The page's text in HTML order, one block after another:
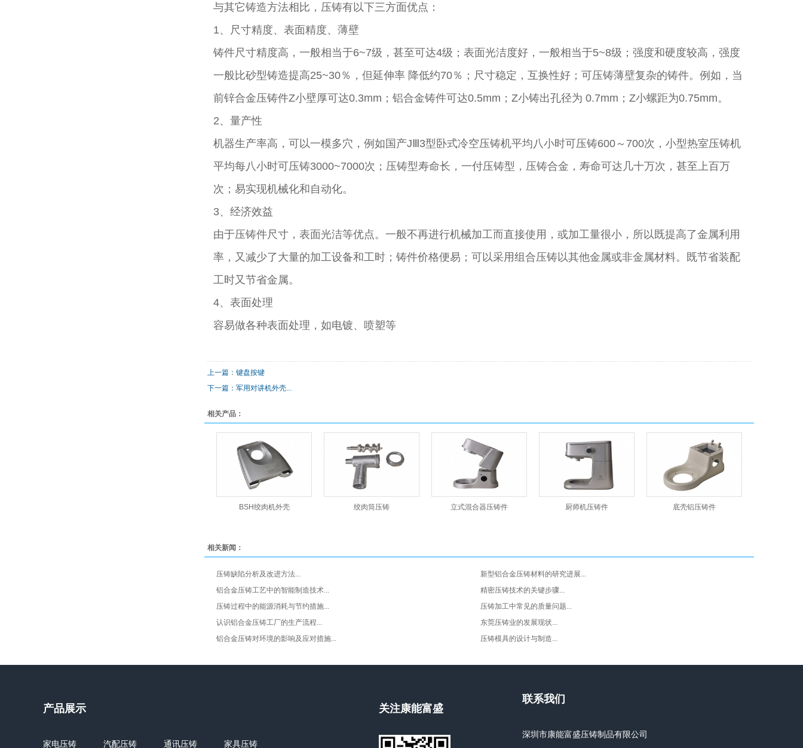
与其它铸造方法相比，压铸有以下三方面优点：
1、尺寸精度、表面精度、薄壁
铸件尺寸精度高，一般相当于6~7级，甚至可达4级；表面光洁度好，一般相当于5~8级；强度和硬度较高，强度
一般比砂型铸造提高25~30％，但延伸率 降低约70％；尺寸稳定，互换性好；可压铸薄壁复杂的铸件。例如，当
前锌合金压铸件Z小壁厚可达0.3mm；铝合金铸件可达0.5mm；Z小铸出孔径为 0.7mm；Z小螺距为0.75mm。
2、量产性
机器生产率高，可以一模多穴，例如国产JⅢ3型卧式冷空压铸机平均八小时可压铸600～700次，小型热室压铸机
平均每八小时可压铸3000~7000次；压铸型寿命长，一付压铸型，压铸合金，寿命可达几十万次，甚至上百万
次；易实现机械化和自动化。
3、经济效益
由于压铸件尺寸，表面光洁等优点。一般不再进行机械加工而直接使用，或加工量很小，所以既提高了金属利用
率，又减少了大量的加工设备和工时；铸件价格便易；可以采用组合压铸以其他金属或非金属材料。既节省装配
工时又节省金属。
4、表面处理
容易做各种表面处理，如电镀、喷塑等
上一篇：键盘按键
下一篇：军用对讲机外壳...
相关产品：
BSH绞肉机外壳 绞肉筒压铸 立式混合器压铸件 厨师机压铸件 底壳铝压铸件
相关新闻：
压铸缺陷分析及改进方法...
新型铝合金压铸材料的研究进展...
铝合金压铸工艺中的智能制造技术...
精密压铸技术的关键步骤...
压铸过程中的能源消耗与节约措施...
压铸加工中常见的质量问题...
认识铝合金压铸工厂的生产流程...
东莞压铸业的发展现状...
铝合金压铸对环境的影响及应对措施...
压铸模具的设计与制造...
产品展示
家电压铸 汽配压铸 通讯压铸 家具压铸
关注康能富盛
联系我们
深圳市康能富盛压铸制品有限公司